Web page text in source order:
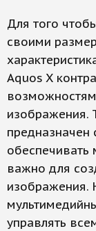
Для того
своими
Aquos X
изображения.
предназначен
обеспечивать
важно для
изображения.
управлять